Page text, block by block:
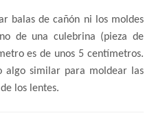
balas de cañón ni los moldes
de una culebrina (pieza de
es de unos 5 centímetros.
algo similar para moldear las
los lentes.